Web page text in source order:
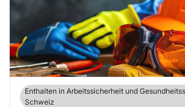
Enthalten in Arbeitssicherheit und
Schweiz